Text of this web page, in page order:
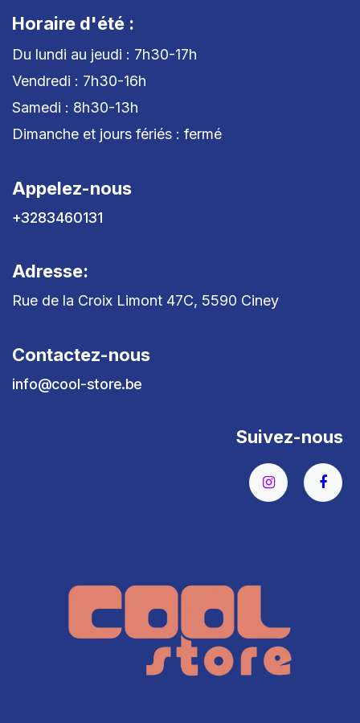
Horaire d'été :
Du lundi au jeudi : 7h30-17h
Vendredi : 7h30-16h
Samedi : 8h30-13h
Dimanche et jours fériés : fermé
Appelez-nous
+3283460131
Adresse:
Rue de la Croix Limont 47C, 5590 Ciney
Contactez-nous
info@cool-store.be
Suivez-nous